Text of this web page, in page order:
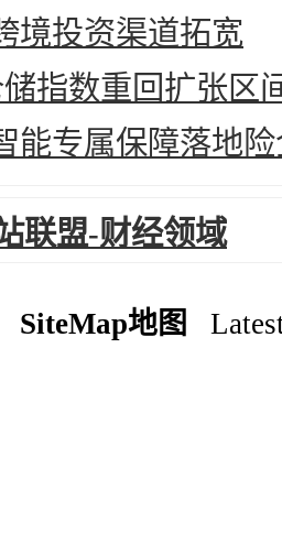
境投资渠道拓宽
指数重回扩张区
能专属保障落地
联盟-财经领域
SiteMap地图